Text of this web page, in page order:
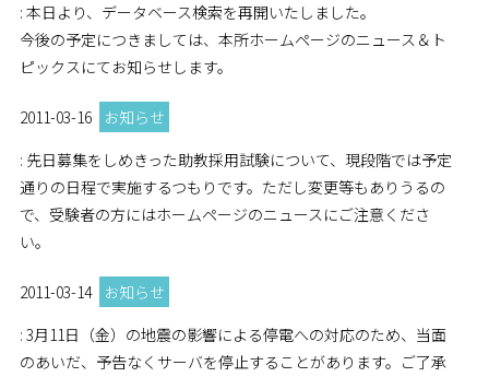
: 本日より、データベース検索を再開いたしました。
今後の予定につきましては、本所ホームページのニュース＆ト
ピックスにてお知らせします。
2011-03-16
お知らせ
: 先日募集をしめきった助教採用試験について、現段階では予定
通りの日程で実施するつもりです。ただし変更等もありうるの
で、受験者の方にはホームページのニュースにご注意くださ
い。
2011-03-14
お知らせ
: 3月11日（金）の地震の影響による停電への対応のため、当面
のあいだ、予告なくサーバを停止することがあります。ご了承